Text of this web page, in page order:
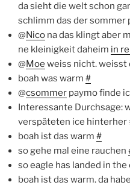
da sieht die welt schon
schlimm das der sommer
@Nico na das klingt aber
ne kleinigkeit daheim in
@Moe weiss nicht. weisst
boah was warm #
@csommer paymo finde
Interessante Durchsage:
verspäteten ice hinterher
boah ist das warm #
so gehe mal eine rauchen
so eagle has landed in the
boah ist das warm. da